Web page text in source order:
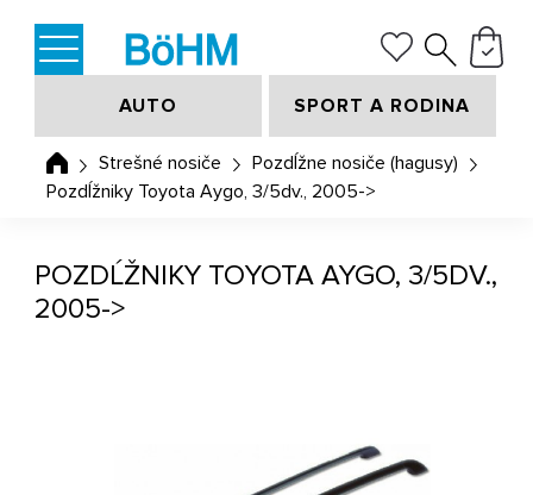
AUTO SPORT A RODINA
Strešné nosiče
Pozdĺžne nosiče (hagusy)
Pozdĺžniky Toyota Aygo, 3/5dv., 2005->
POZDĹŽNIKY TOYOTA AYGO, 3/5DV.,
2005->